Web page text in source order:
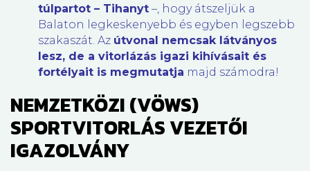
túlpartot – Tihanyt –, hogy átszeljük a
Balaton legkeskenyebb és egyben legszebb
szakaszát. Az útvonal nemcsak látványos
lesz, de a vitorlázás igazi kihívásait és
fortélyait is megmutatja majd számodra!
NEMZETKÖZI (VÖWS)
SPORTVITORLÁS VEZETŐI
IGAZOLVÁNY